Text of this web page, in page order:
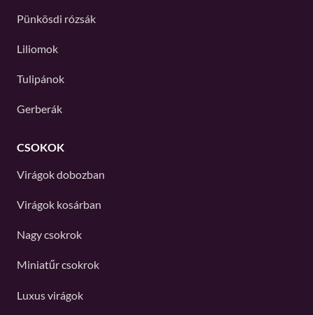
Pünkösdi rózsák
Liliomok
Tulipánok
Gerberák
CSOKOK
Virágok dobozban
Virágok kosárban
Nagy csokrok
Miniatűr csokrok
Luxus virágok